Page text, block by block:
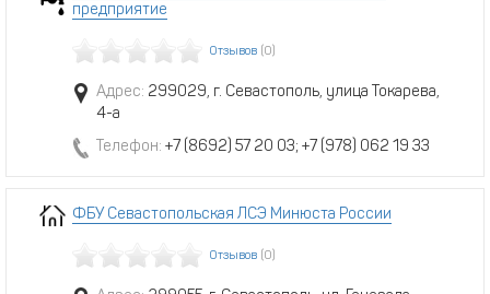
предприятие
Отзывов (0)
Адрес: 299029, г. Севастополь, улица Токарева,
4-а
Телефон: +7 (8692) 57 20 03; +7 (978) 062 19 33
ФБУ Севастопольская ЛСЭ Минюста России
Отзывов (0)